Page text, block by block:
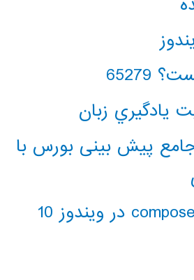
يادگيري زبان
پیش بینی بورس با